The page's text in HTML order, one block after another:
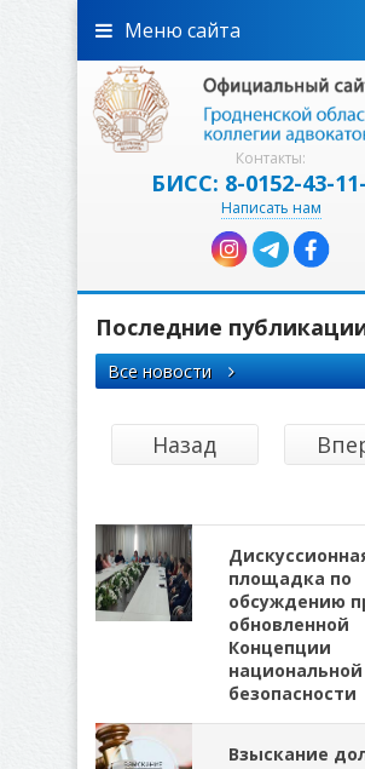
Контакты:
БИСС: 8-0152-43-
Написать нам
Меню сайта
Последние
Все новости
Назад
площадка по
обсуждению
обновленной
Концепции
национальной
безопасности
Взыскание